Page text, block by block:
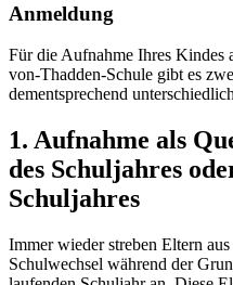
Anmeldung
Für die Aufnahme Ihres Kindes
von-Thadden-Schule gibt es
dementsprechend
1. Aufnahme als
des Schuljahres
Schuljahres
Immer wieder streben Eltern
Schulwechsel während der